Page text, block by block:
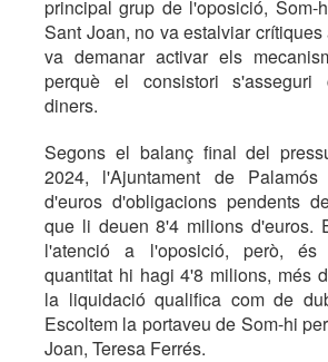
principal grup de l'oposició, Som-
Sant Joan, no va estalviar
va demanar activar els
perquè el consistori s'asseguri
diners.
Segons el balanç final del
2024, l'Ajuntament de
d'euros d'obligacions pendents
que li deuen 8'4 milions d'euros.
l'atenció a l'oposició, però, és
quantitat hi hagi 4'8 milions, més
la liquidació qualifica com de
Escoltem la portaveu de Som-hi
Joan, Teresa Ferrés.